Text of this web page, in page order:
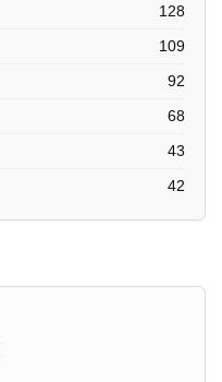
128
109
92
68
43
42